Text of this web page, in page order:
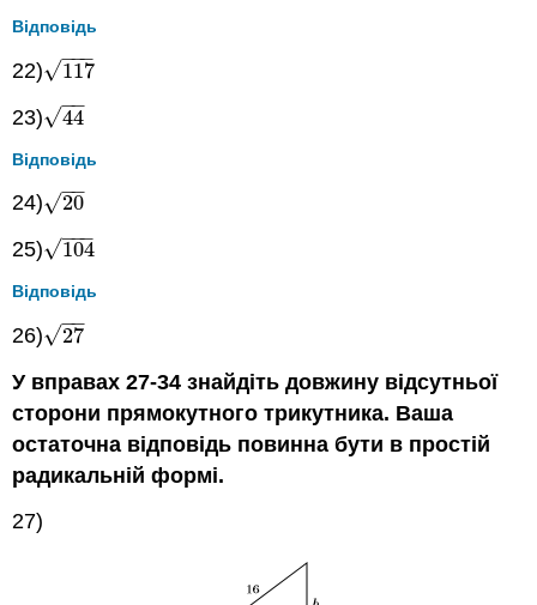
Відповідь
22) 117
−−
−
√
117
23)
44
−−
√
44
Відповідь
24) 20
−−
√
20
25)
104
−−
−
√
104
Відповідь
26) 27
−−
√
27
У вправах 27-34 знайдіть довжину відсутньої
сторони прямокутного трикутника. Ваша
остаточна відповідь повинна бути в простій
радикальній формі.
27)